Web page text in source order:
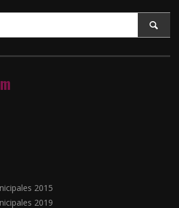
2015
2019